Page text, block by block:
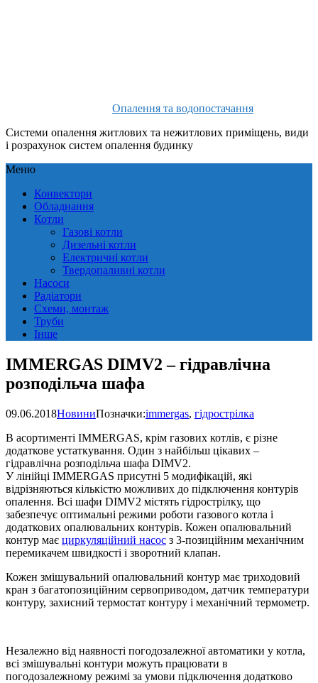
Опалення та водопостачання
Системи опалення житлових та нежитлових приміщень, види
і розрахунок систем опалення будинку
Меню
Конвектори
Обладнання
Котли
Газові котли
Дизельні котли
Електричні котли
Твердопаливні котли
Насоси
Радіатори
Схеми, монтаж
Труби
Інше
IMMERGAS DIMV2 – гідравлічна
розподільча шафа
09.06.2018НовиниПозначки:immergas, гідрострілка
В асортименті IMMERGAS, крім газових котлів, є різне
додаткове устаткування. Один з найбільш цікавих –
гідравлічна розподільча шафа DIMV2.
У лінійці IMMERGAS присутні 5 модифікацій, які
відрізняються кількістю можливих до підключення контурів
опалення. Всі шафи DIMV2 містять гідрострілку, що
забезпечує оптимальні режими роботи газового котла і
додаткових опалювальних контурів. Кожен опалювальний
контур має циркуляційний насос з 3-позиційним механічним
перемикачем швидкості і зворотний клапан.
Кожен змішувальний опалювальний контур має триходовий
кран з багатопозиційним сервоприводом, датчик температури
контуру, захисний термостат контуру і механічний термометр.
Незалежно від наявності погодозалежної автоматики у котла,
всі змішувальні контури можуть працювати в
погодозалежному режимі за умови підключення додатково